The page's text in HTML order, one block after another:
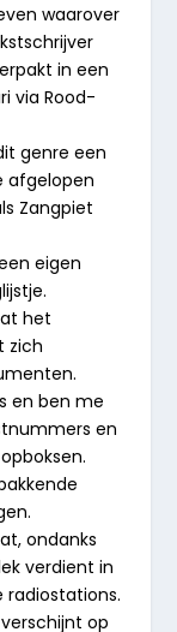
waarover
in een
via Rood-
genre een
afgelopen
Zangpiet
eigen
het
zich
en ben me
en
ondanks
verdient in
radiostations.
op